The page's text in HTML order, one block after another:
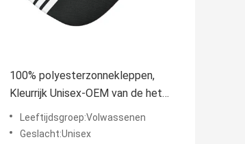
100% polyesterzonnekleppen,
Kleurrijk Unisex-OEM van de het
Vizierhoed van de Zonschaduw
Embleem
Leeftijdsgroep:Volwassenen
Geslacht:Unisex